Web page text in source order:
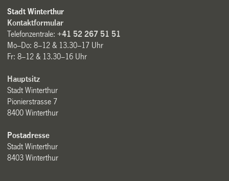
Stadt Winterthur
Kontaktformular
Telefonzentrale:+41 52 267 51 51
Mo–Do: 8–12 & 13.30–17 Uhr
Fr: 8–12 & 13.30–16 Uhr
Hauptsitz
Stadt Winterthur
Pionierstrasse 7
8400 Winterthur
Postadresse
Stadt Winterthur
8403 Winterthur